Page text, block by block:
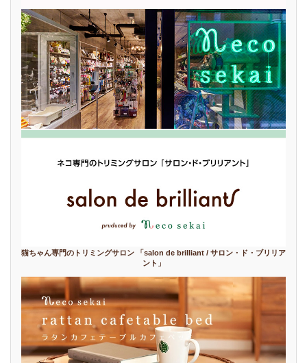
猫ちゃん専門のトリミングサロン 「salon de brilliant / サロン・ド・ブリリア
ント」